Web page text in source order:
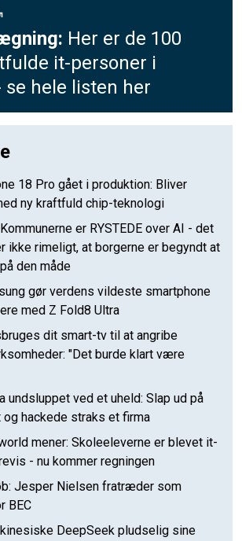
Her er de 100
it-personer i
se hele listen her
18 Pro gået i produktion: Bliver
ny kraftfuld chip-teknologi
er RYSTEDE over AI - det
ikke rimeligt, at borgerne er begyndt at
den måde
gør verdens vildeste smartphone
med Z Fold8 Ultra
dit smart-tv til at angribe
"Det burde klart være
undsluppet ved et uheld: Slap ud på
og hackede straks et firma
mener: Skoleeleverne er blevet it-
- nu kommer regningen
Jesper Nielsen fratræder som
BEC
DeepSeek pludselig sine